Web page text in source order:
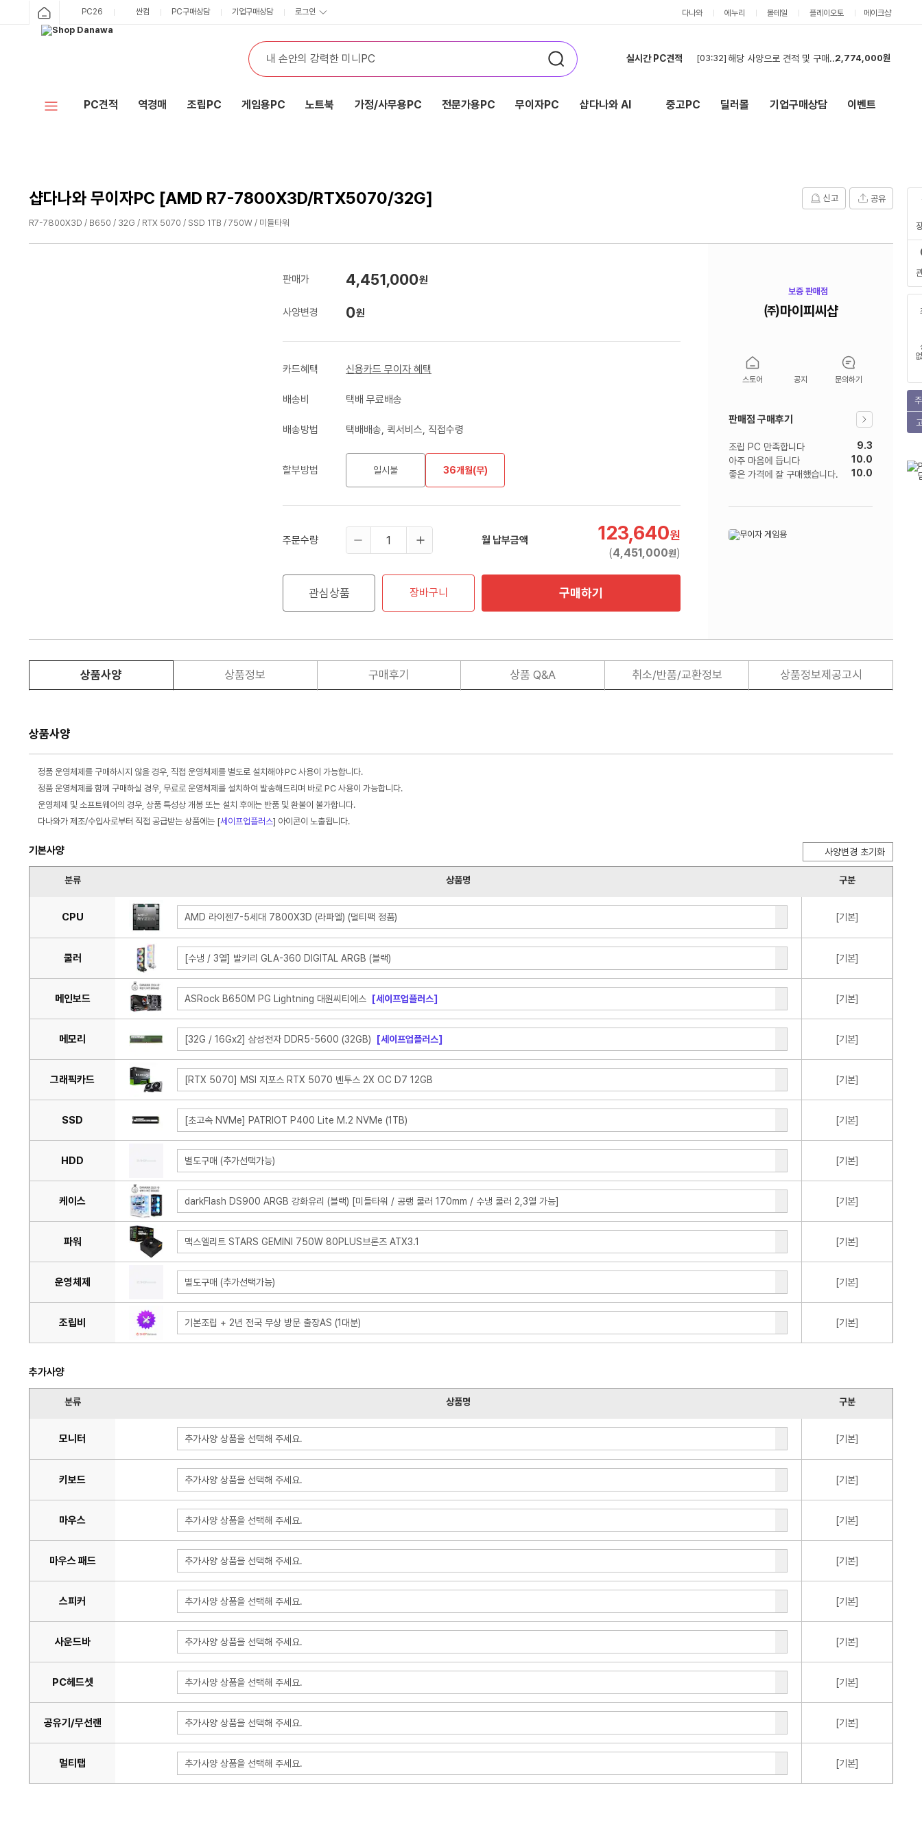
PC26 싼컴 PC구매상담 기업구매상담 로그인 다나와 에누리 몰테일 플레이오토 메이크샵
통
합
검
색
검
색
실시간 PC견적 [03:32] 해당 사양으로 견적 및 구매 희망합니다2,774,000원
[01:32] ㅅ
2,842,000원
2,093,000원
PC견적 역경매 조립PC 게임용PC 노트북 가정/사무용PC 전문가용PC 무이자PC 샵다나와 AI 중고PC 딜러몰 기업구매상담 이벤트
샵다나와 무이자PC [AMD R7-7800X3D/RTX5070/32G] 신고 공유
R7-7800X3D / B650 / 32G / RTX 5070 / SSD 1TB / 750W / 미들타워
판매가 4,451,000원
사양변경 0원
카드혜택 신용카드 무이자 혜택
배송비 택배 무료배송
배송방법 택배배송, 퀵서비스, 직접수령
할부방법 일시불 36개월(무)
주문수량 월 납부금액 123,640원
(4,451,000원)
관심상품 장바구니 구매하기
보증 판매점
㈜마이피씨샵
스토어 공지 문의하기
판매점 구매후기
조립 PC 만족합니다
9.3
아주 마음에 듭니다
10.0
좋은 가격에 잘 구매했습니다.
10.0
상품사양 상품정보 구매후기 상품 Q&A 취소/반품/교환정보 상품정보제공고시
상품사양
정품 운영체제를 구매하시지 않을 경우, 직접 운영체제를 별도로 설치해야 PC 사용이 가능합니다.
정품 운영체제를 함께 구매하실 경우, 무료로 운영체제를 설치하여 발송해드리며 바로 PC 사용이 가능합니다.
운영체제 및 소프트웨어의 경우, 상품 특성상 개봉 또는 설치 후에는 반품 및 환불이 불가합니다.
다나와가 제조/수입사로부터 직접 공급받는 상품에는 [세이프업플러스] 아이콘이 노출됩니다.
기본사양 사양변경 초기화
분류 상품명 구분
CPU AMD 라이젠7-5세대 7800X3D (라파엘) (멀티팩 정품) [기본]
쿨러 [수냉 / 3열] 발키리 GLA-360 DIGITAL ARGB (블랙) [기본]
메인보드 ASRock B650M PG Lightning 대원씨티에스 [세이프업플러스] [기본]
메모리 [32G / 16Gx2] 삼성전자 DDR5-5600 (32GB) [세이프업플러스] [기본]
그래픽카드 [RTX 5070] MSI 지포스 RTX 5070 벤투스 2X OC D7 12GB [기본]
SSD [초고속 NVMe] PATRIOT P400 Lite M.2 NVMe (1TB) [기본]
HDD 별도구매 (추가선택가능) [기본]
케이스 darkFlash DS900 ARGB 강화유리 (블랙) [미들타워 / 공랭 쿨러 170mm / 수냉 쿨러 2,3열 가능] [기본]
파워 맥스엘리트 STARS GEMINI 750W 80PLUS브론즈 ATX3.1 [기본]
운영체제 별도구매 (추가선택가능) [기본]
조립비 기본조립 + 2년 전국 무상 방문 출장AS (1대분) [기본]
추가사양
분류 상품명 구분
모니터 추가사양 상품을 선택해 주세요. [기본]
키보드 추가사양 상품을 선택해 주세요. [기본]
마우스 추가사양 상품을 선택해 주세요. [기본]
마우스 패드 추가사양 상품을 선택해 주세요. [기본]
스피커 추가사양 상품을 선택해 주세요. [기본]
사운드바 추가사양 상품을 선택해 주세요. [기본]
PC헤드셋 추가사양 상품을 선택해 주세요. [기본]
공유기/무선랜 추가사양 상품을 선택해 주세요. [기본]
멀티탭 추가사양 상품을 선택해 주세요. [기본]